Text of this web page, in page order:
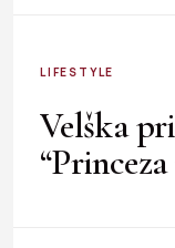
LIFESTYLE
Velška